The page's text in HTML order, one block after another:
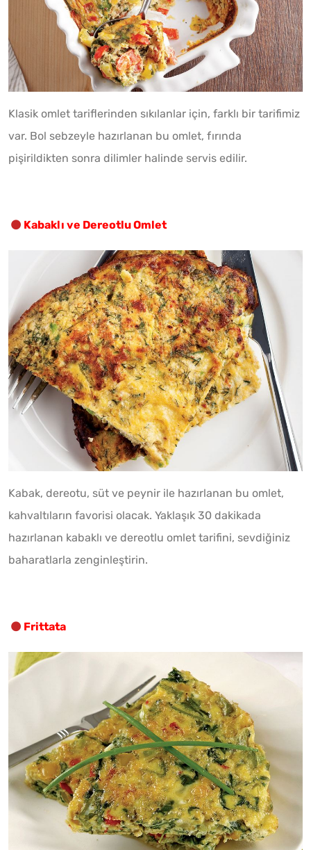
Klasik omlet tariflerinden sıkılanlar için, farklı bir tarifimiz
var. Bol sebzeyle hazırlanan bu omlet, fırında
pişirildikten sonra dilimler halinde servis edilir.
Kabaklı ve Dereotlu Omlet
Kabak, dereotu, süt ve peynir ile hazırlanan bu omlet,
kahvaltıların favorisi olacak. Yaklaşık 30 dakikada
hazırlanan kabaklı ve dereotlu omlet tarifini, sevdiğiniz
baharatlarla zenginleştirin.
Frittata